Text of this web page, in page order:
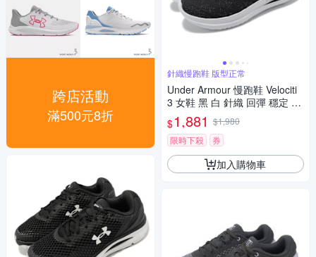
跨店活動
滿500元8折
針織慢跑鞋 版型正常
Under Armour 慢跑鞋 Velociti
3 女鞋 黑 白 針織 回彈 穩定 Fl
ow 路跑 運動鞋 UA 30261240
02
$1,881 $1,980
限時下殺
券
加入購物車